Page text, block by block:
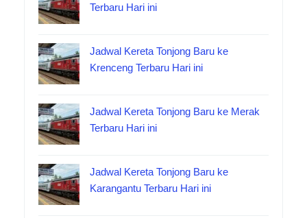
Terbaru Hari ini
Jadwal Kereta Tonjong Baru ke
Krenceng Terbaru Hari ini
Jadwal Kereta Tonjong Baru ke Merak
Terbaru Hari ini
Jadwal Kereta Tonjong Baru ke
Karangantu Terbaru Hari ini